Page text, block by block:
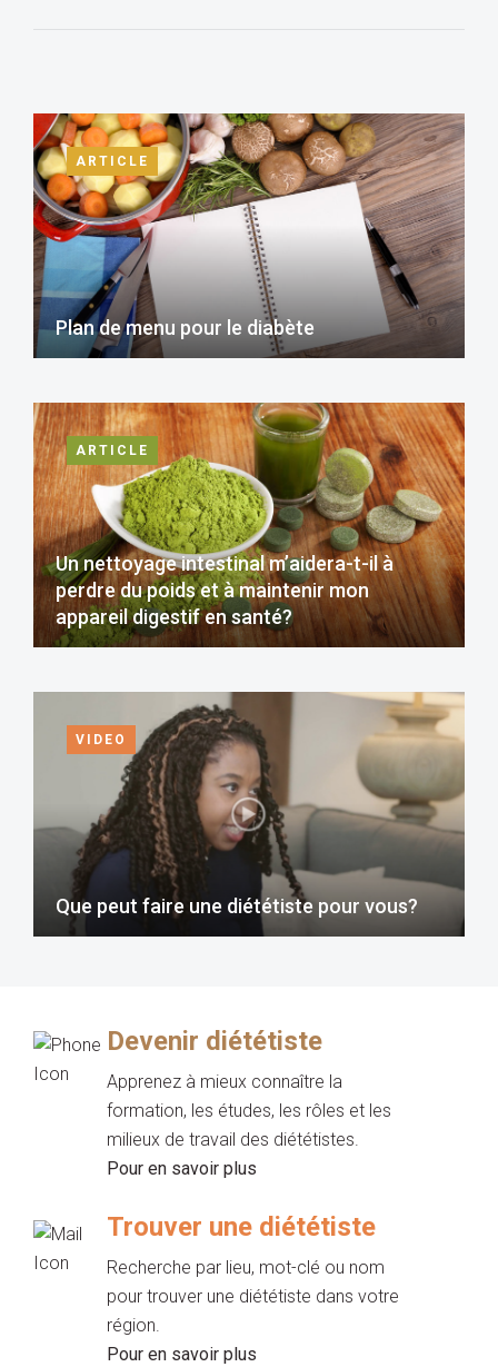
ARTICLE
Plan de menu pour le diabète
ARTICLE
Un nettoyage intestinal m’aidera-t-il à
perdre du poids et à maintenir mon
appareil digestif en santé?
VIDEO
Que peut faire une diététiste pour vous?
Devenir diététiste
Apprenez à mieux connaître la
formation, les études, les rôles et les
milieux de travail des diététistes.
Pour en savoir plus
Trouver une diététiste
Recherche par lieu, mot-clé ou nom
pour trouver une diététiste dans votre
région.
Pour en savoir plus